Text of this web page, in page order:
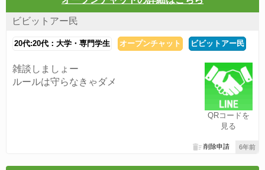
ビビットアー民
20代:20代：大学・専門学生 オープンチャット ビビットアー民
QRコードを
見る
雑談しましょー
ルールは守らなきゃダメ
6年前
削除申請